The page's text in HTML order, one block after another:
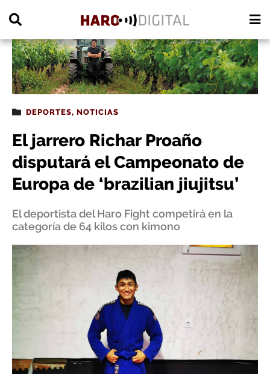
DEPORTES, NOTICIAS
El jarrero Richar Proaño
disputará el Campeonato de
Europa de ‘brazilian jiujitsu’
El deportista del Haro Fight competirá en la
categoría de 64 kilos con kimono